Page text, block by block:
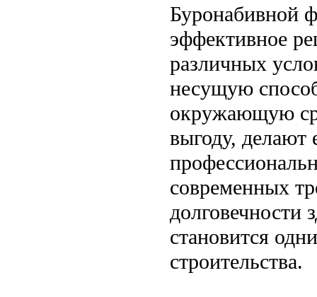
Буронабивной
эффективное
различных
несущую
окружающую
выгоду, делают
современных
долговечности
становится
строительства.